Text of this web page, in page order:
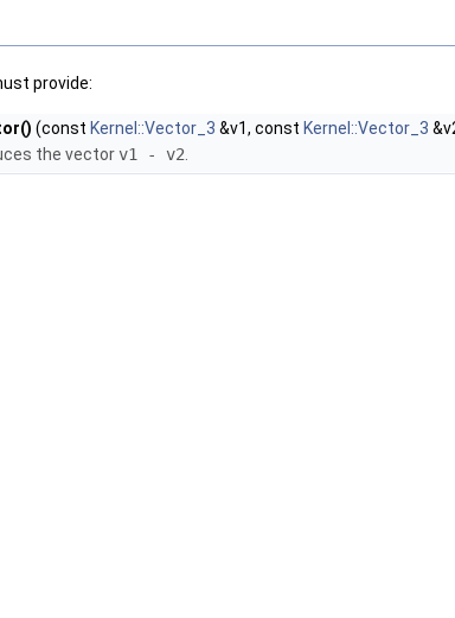
provide:
(const Kernel::Vector_3 &v1, const Kernel::Vector_3
the vectorv1 - v2